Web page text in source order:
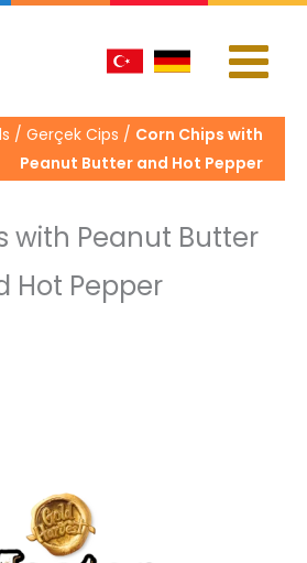
/ Gerçek Cips / Corn Chips with
Peanut Butter and Hot Pepper
with Peanut Butter
Hot Pepper